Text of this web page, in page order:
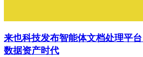
来也科技发布智能体文档处理平
数据资产时代